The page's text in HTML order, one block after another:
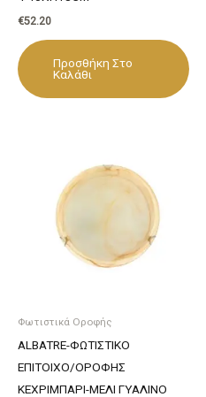
€52.20
Προσθήκη Στο
Καλάθι
Φωτιστικά Οροφής
ALBATRE-ΦΩΤΙΣΤΙΚΟ
ΕΠΙΤΟΙΧΟ/ΟΡΟΦΗΣ
ΚΕΧΡΙΜΠΑΡΙ-ΜΕΛΙ ΓΥΑΛΙΝΟ